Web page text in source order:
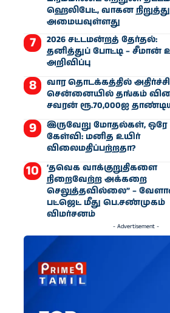
ஹெலிபேட், வாகன
அமையவுள்ளது
2026 சட்டமன்றத் தேர்தல்:
தனித்துப் போட்டி – சீமான்
அறிவிப்பு
வார தொடக்கத்தில்
சென்னையில் தங்கம்
சவரன் ரூ.70,000ஐ
இருவேறு மோதல்கள், ஒரே
கேள்வி: மனித உயிர்
விலைமதிப்பற்றதா?
‘தவெக வாக்குறுதிகளை
நிறைவேற்ற அக்கறை
செலுத்தவில்லை” –
பட்ஜெட் மீது பெ.சண்முகம்
விமர்சனம்
- Advertisement -